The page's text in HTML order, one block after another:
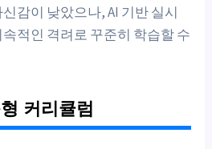
감이 낮았으나, AI 기반 실시
적인 격려로 꾸준히 학습할 수
커리큘럼